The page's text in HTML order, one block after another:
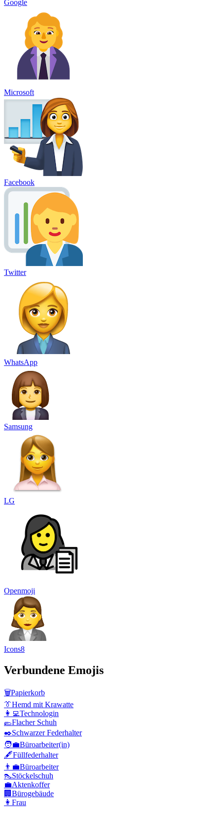
Google
Microsoft
Facebook
Twitter
WhatsApp
Samsung
LG
Openmoji
Icons8
Verbundene Emojis
🗑️Papierkorb
👔Hemd mit Krawatte
👩‍💻Technologin
🥿Flacher Schuh
✒️Schwarzer Federhalter
🧑‍💼Büroarbeiter(in)
🖋️Füllfederhalter
👨‍💼Büroarbeiter
👠Stöckelschuh
💼Aktenkoffer
🏢 Bürogebäude
👩 Frau